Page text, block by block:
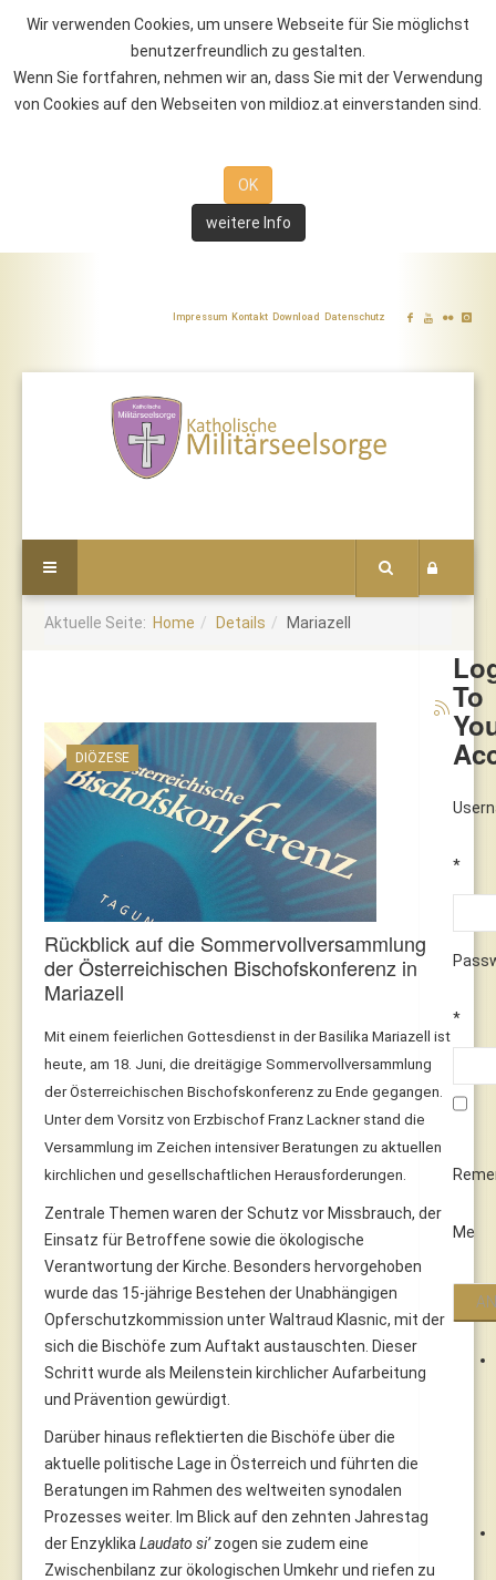
Wir verwenden Cookies, um unsere Webseite für Sie möglichst
benutzerfreundlich zu gestalten.
Wenn Sie fortfahren, nehmen wir an, dass Sie mit der Verwendung
von Cookies auf den Webseiten von mildioz.at einverstanden sind.
OK
weitere Info
Impressum Kontakt Download Datenschutz
To
*
*
Me
Aktuelle Seite: Home Details Mariazell
DIÖZESE
Rückblick auf die Sommervollversammlung
der Österreichischen Bischofskonferenz in
Mariazell
Mit einem feierlichen Gottesdienst in der Basilika Mariazell ist
heute, am 18. Juni, die dreitägige Sommervollversammlung
der Österreichischen Bischofskonferenz zu Ende gegangen.
Unter dem Vorsitz von Erzbischof Franz Lackner stand die
Versammlung im Zeichen intensiver Beratungen zu aktuellen
kirchlichen und gesellschaftlichen Herausforderungen.
Zentrale Themen waren der Schutz vor Missbrauch, der
Einsatz für Betroffene sowie die ökologische
Verantwortung der Kirche. Besonders hervorgehoben
wurde das 15-jährige Bestehen der Unabhängigen
Opferschutzkommission unter Waltraud Klasnic, mit der
sich die Bischöfe zum Auftakt austauschten. Dieser
Schritt wurde als Meilenstein kirchlicher Aufarbeitung
und Prävention gewürdigt.
Darüber hinaus reflektierten die Bischöfe über die
aktuelle politische Lage in Österreich und führten die
Beratungen im Rahmen des weltweiten synodalen
Prozesses weiter. Im Blick auf den zehnten Jahrestag
der Enzyklika Laudato si’zogen sie zudem eine
Zwischenbilanz zur ökologischen Umkehr und riefen zu